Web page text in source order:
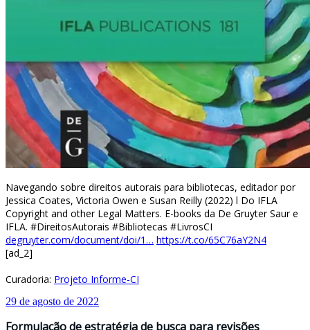
Navegando sobre direitos autorais para bibliotecas, editador por
Jessica Coates, Victoria Owen e Susan Reilly (2022) l Do IFLA
Copyright and other Legal Matters. E-books da De Gruyter Saur e
IFLA. #DireitosAutorais #Bibliotecas #LivrosCI
degruyter.com/document/doi/1… https://t.co/65C76aY2N4
[ad_2]
Curadoria: Projeto Informe-CI
29 de agosto de 2022
Formulação de estratégia de busca para revisões